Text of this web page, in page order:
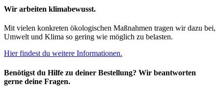
Wir arbeiten klimabewusst.
Mit vielen konkreten ökologischen Maßnahmen tragen wir dazu bei,
Umwelt und Klima so gering wie möglich zu belasten.
Hier findest du weitere Informationen.
Benötigst du Hilfe zu deiner Bestellung? Wir beantworten
gerne deine Fragen.